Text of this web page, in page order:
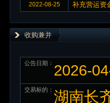
2022-08-25 补充营运资
收购兼并
公告日期： 2026-
交易标的： 湖南长